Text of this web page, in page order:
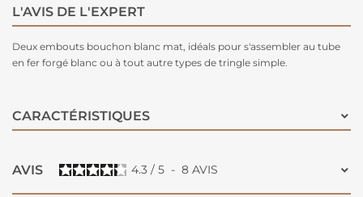
L'AVIS DE L'EXPERT
Deux embouts bouchon blanc mat, idéals pour s'assembler au tube
en fer forgé blanc ou à tout autre types de tringle simple.
CARACTÉRISTIQUES
AVIS 4.3 / 5 - 8 AVIS